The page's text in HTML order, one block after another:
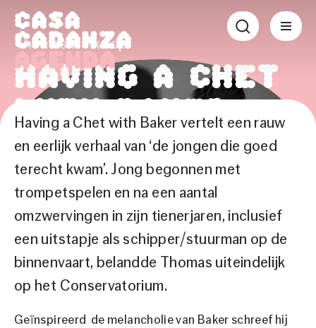
Casa
Cadanza
Agenda
Thomas Heikoop
Having a Chet
with Baker
Vr 5 mrt. | Theater
Tijden & tickets
Bekijk de trailer
Having a Chet with Baker vertelt een rauw
en eerlijk verhaal van ‘de jongen die goed
terecht kwam’. Jong begonnen met
trompetspelen en na een aantal
omzwervingen in zijn tienerjaren, inclusief
een uitstapje als schipper/stuurman op de
binnenvaart, belandde Thomas uiteindelijk
op het Conservatorium.
Geïnspireerd de melancholie van Baker schreef hij